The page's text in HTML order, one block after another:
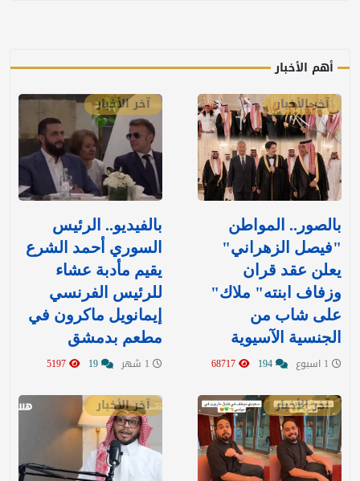
أهم الأخبار
آخر الأخبار
بالصور.. المواطن
"فيصل الزهراني"
يعلن عقد قران
وزفاف ابنته" ملاك"
على شاب من
الجنسية الآسيوية
آخر الأخبار
بالفيديو.. الرئيس
السوري أحمد الشرع
يقيم مأدبة عشاء
للرئيس الفرنسي
إيمانويل ماكرون في
مطعم بدمشق
آخر الأخبار آخر الأخبار